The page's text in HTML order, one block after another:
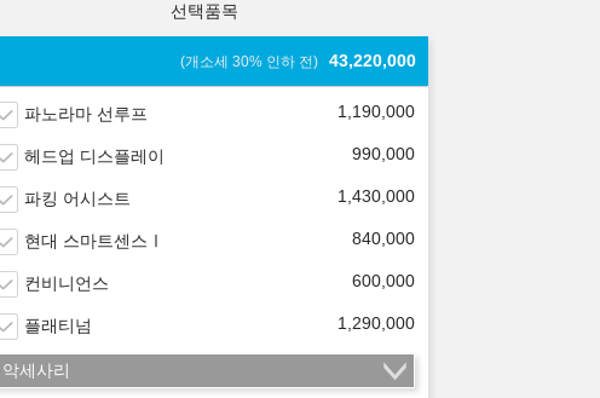
선택품목
(개소세 30% 인하 전) 43,220,000
파노라마 선루프 1,190,000
헤드업 디스플레이 990,000
파킹 어시스트 1,430,000
현대 스마트센스Ⅰ 840,000
컨비니언스 600,000
플래티넘 1,290,000
악세사리